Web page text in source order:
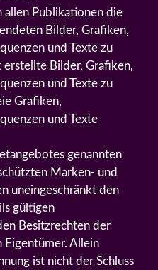
allen Publikationen die
Bilder, Grafiken,
und Texte zu
erstellte Bilder, Grafiken,
und Texte zu
Grafiken,
und Texte
genannten
Marken- und
uneingeschränkt den
gültigen
Besitzrechten der
Eigentümer. Allein
ist nicht der Schluss